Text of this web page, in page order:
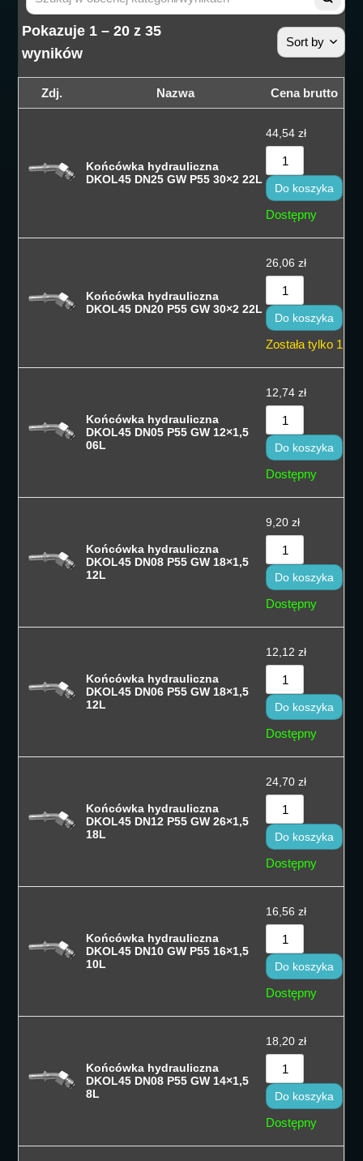
Pokazuje 1 – 20 z 35
wyników
Sort by
Sortuj
Sortuj
Sortuj od
Sortuj od
Sortuj od
Sortuj po
Sortuj po
Zdj. Nazwa Cena brutto
Końcówka hydrauliczna
DKOL45 DN25 GW P55 30×2 22L
44,54 zł
Do koszyka
Dostępny
Końcówka hydrauliczna
DKOL45 DN20 P55 GW 30×2 22L
26,06 zł
Do koszyka
Została tylko 1
Końcówka hydrauliczna
DKOL45 DN05 P55 GW 12×1,5
06L
12,74 zł
Do koszyka
Dostępny
Końcówka hydrauliczna
DKOL45 DN08 P55 GW 18×1,5
12L
9,20 zł
Do koszyka
Dostępny
Końcówka hydrauliczna
DKOL45 DN06 P55 GW 18×1,5
12L
12,12 zł
Do koszyka
Dostępny
Końcówka hydrauliczna
DKOL45 DN12 P55 GW 26×1,5
18L
24,70 zł
Do koszyka
Dostępny
Końcówka hydrauliczna
DKOL45 DN10 GW P55 16×1,5
10L
16,56 zł
Do koszyka
Dostępny
Końcówka hydrauliczna
DKOL45 DN08 P55 GW 14×1,5
8L
18,20 zł
Do koszyka
Dostępny